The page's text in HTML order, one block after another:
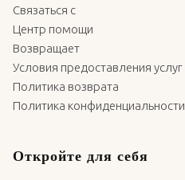
Связаться с
Центр помощи
Возвращает
Условия предоставления услуг
Политика возврата
Политика конфиденциальности
Откройте для себя